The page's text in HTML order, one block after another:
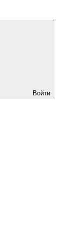
Войти